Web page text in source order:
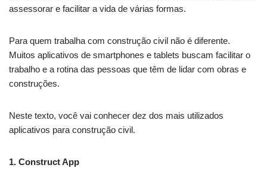
assessorar e facilitar a vida de várias formas.
Para quem trabalha com construção civil não é diferente.
Muitos aplicativos de smartphones e tablets buscam facilitar o
trabalho e a rotina das pessoas que têm de lidar com obras e
construções.
Neste texto, você vai conhecer dez dos mais utilizados
aplicativos para construção civil.
1. Construct App